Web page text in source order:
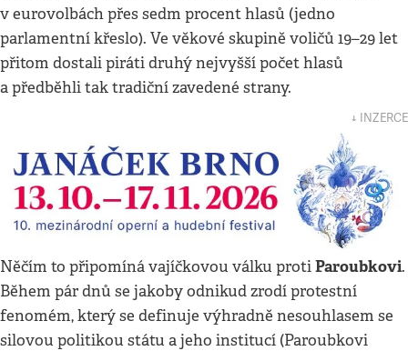
v eurovolbách přes sedm procent hlasů (jedno
parlamentní křeslo). Ve věkové skupině voličů 19–29 let
přitom dostali piráti druhý nejvyšší počet hlasů
a předběhli tak tradiční zavedené strany.
↓ INZERCE
Něčím to připomíná vajíčkovou válku protiParoubkovi.
Během pár dnů se jakoby odnikud zrodí protestní
fenomém, který se definuje výhradně nesouhlasem se
silovou politikou státu a jeho institucí (Paroubkovi